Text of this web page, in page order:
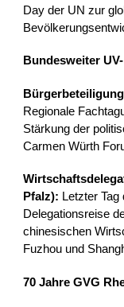
Day der UN zur
Bundesweiter
Regionale
Stärkung der
Carmen Würth
Pfalz): Letzter Tag
Delegationsreise
chinesischen
Fuzhou und
70 Jahre GVG